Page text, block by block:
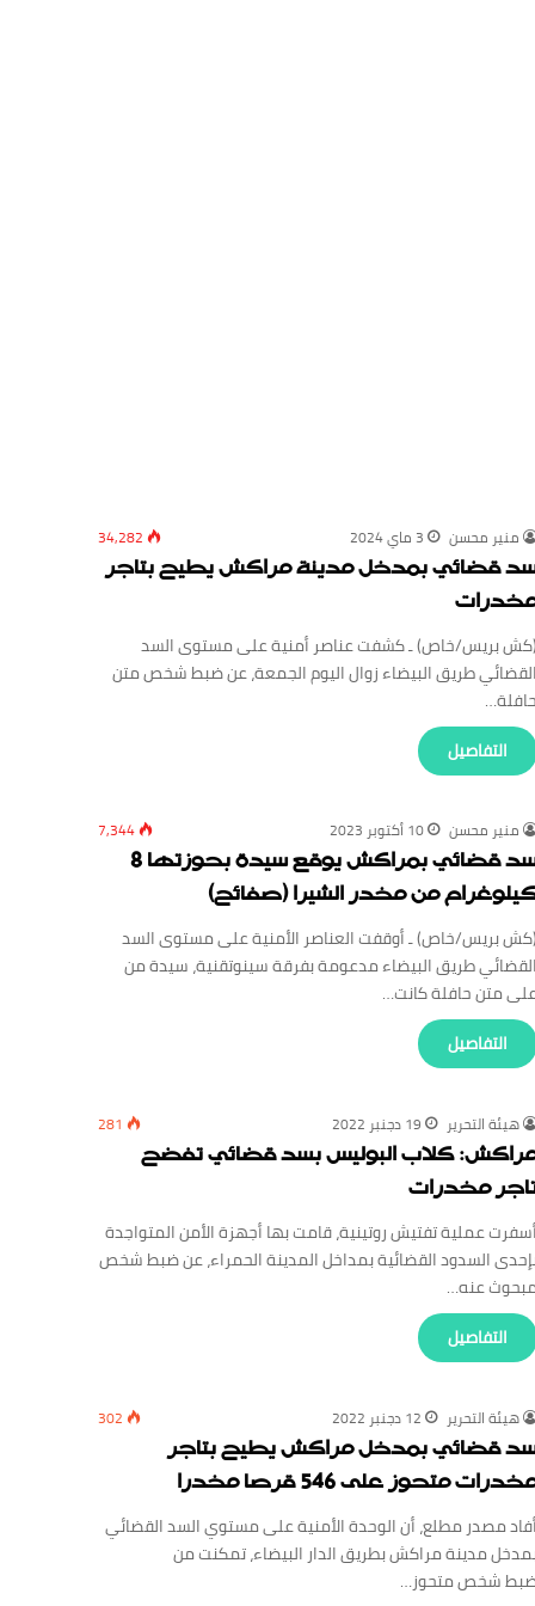
منير محسن 3 ماي 2024 34,282
قضائي بمدخل مدينة مراكش يطيح بتاجر
(كش بريس/خاص) ـ كشفت عناصر أمنية على مستوى السد
القضائي طريق البيضاء زوال اليوم الجمعة، عن ضبط شخص متن
حافلة…
‏التفاصيل
منير محسن 10 أكتوبر 2023 7,344
سد قضائي بمراكش يوقع سيدة بحوزتها 8
من مخدر الشيرا (صفائح)
(كش بريس/خاص) ـ أوقفت العناصر الأمنية على مستوى السد
القضائي طريق البيضاء مدعومة بفرقة سينوتقنية، سيدة من
متن حافلة كانت…
‏التفاصيل
‏هيئة ‏التحرير 19 دجنبر 2022 281
كلاب البوليس بسد قضائي تفضح
مخدرات
أسفرت عملية تفتيش روتينية، قامت بها أجهزة الأمن المتواجدة
السدود القضائية بمداخل المدينة الحمراء، عن ضبط شخص
عنه…
‏التفاصيل
‏هيئة ‏التحرير 12 دجنبر 2022 302
قضائي بمدخل مراكش يطيح بتاجر
متحوز على 546 قرصا مخدرا
أفاد مصدر مطلع، أن الوحدة الأمنية على مستوي السد القضائي
مدينة مراكش بطريق الدار البيضاء، تمكنت من
شخص متحوز…